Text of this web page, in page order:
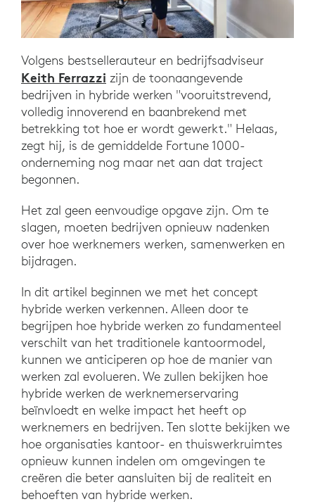
Volgens bestsellerauteur en bedrijfsadviseur
Keith Ferrazzi zijn de toonaangevende
bedrijven in hybride werken "vooruitstrevend,
volledig innoverend en baanbrekend met
betrekking tot hoe er wordt gewerkt." Helaas,
zegt hij, is de gemiddelde Fortune 1000-
onderneming nog maar net aan dat traject
begonnen.
Het zal geen eenvoudige opgave zijn. Om te
slagen, moeten bedrijven opnieuw nadenken
over hoe werknemers werken, samenwerken en
bijdragen.
In dit artikel beginnen we met het concept
hybride werken verkennen. Alleen door te
begrijpen hoe hybride werken zo fundamenteel
verschilt van het traditionele kantoormodel,
kunnen we anticiperen op hoe de manier van
werken zal evolueren. We zullen bekijken hoe
hybride werken de werknemerservaring
beïnvloedt en welke impact het heeft op
werknemers en bedrijven. Ten slotte bekijken we
hoe organisaties kantoor- en thuiswerkruimtes
opnieuw kunnen indelen om omgevingen te
creëren die beter aansluiten bij de realiteit en
behoeften van hybride werken.